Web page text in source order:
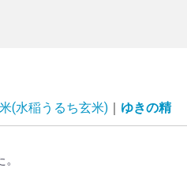
(水稲うるち玄米) ゆきの精